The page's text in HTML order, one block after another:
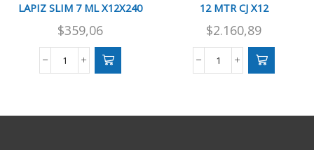
LAPIZ SLIM 7 ML X12X240
$359,06
CORRECTOR
7
12 MTR CJ X12
$2.160,89
CORRECTOR
MTR